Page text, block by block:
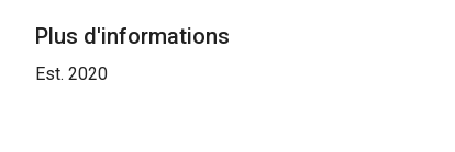
Plus d'informations
Est. 2020